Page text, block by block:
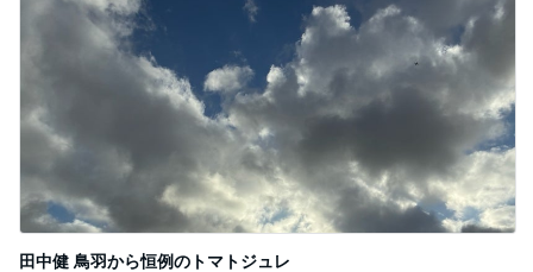
田中健 鳥羽から恒例のトマトジュレ